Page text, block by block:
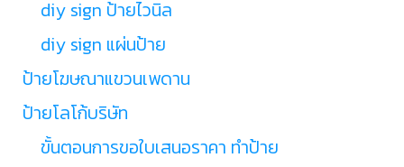
diy sign ป้ายไวนิล
diy sign แผ่นป้าย
ป้ายโฆษณาแขวนเพดาน
ป้ายโลโก้บริษัท
ขั้นตอนการขอใบเสนอราคา ทำป้าย